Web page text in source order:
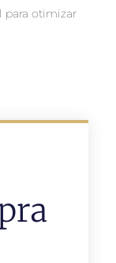
para otimizar